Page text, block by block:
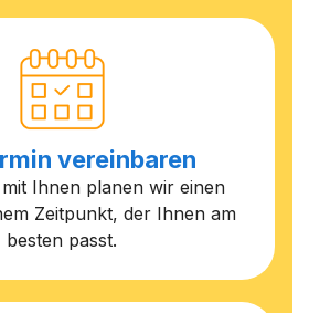
vereinbaren
Ihnen planen wir einen
Zeitpunkt, der Ihnen am
besten passt.